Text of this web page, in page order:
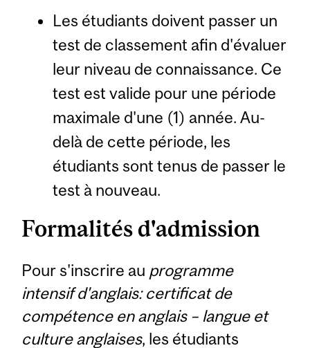
Les étudiants doivent passer un
test de classement afin d'évaluer
leur niveau de connaissance. Ce
test est valide pour une période
maximale d'une (1) année. Au-
delà de cette période, les
étudiants sont tenus de passer le
test à nouveau.
Formalités d'admission
Pour s'inscrire au programme
intensif d'anglais: certificat de
compétence en anglais – langue et
culture anglaises, les étudiants